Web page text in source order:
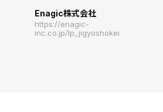
Enagic株式会社
https://enagic-
inc.co.jp/lp_jigyoshokei